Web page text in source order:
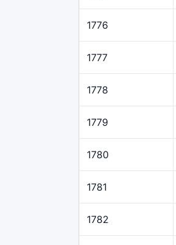
1776
1777
1778
1779
1780
1781
1782